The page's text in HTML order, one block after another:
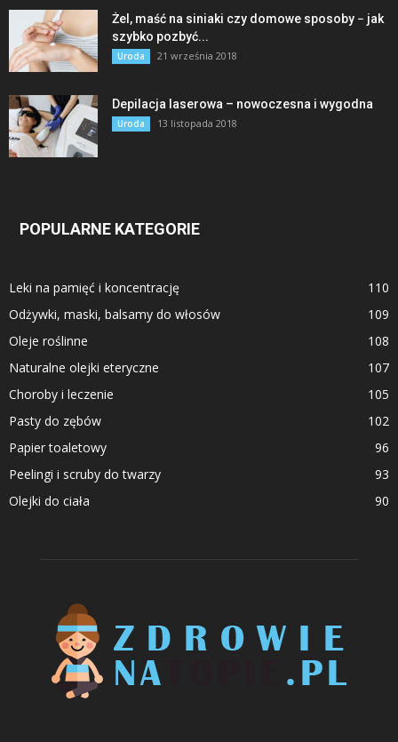
Żel, maść na siniaki czy domowe sposoby − jak
szybko pozbyć...
Uroda 21 września 2018
Depilacja laserowa – nowoczesna i wygodna
Uroda 13 listopada 2018
POPULARNE KATEGORIE
Leki na pamięć i koncentrację
110
Odżywki, maski, balsamy do włosów
109
Oleje roślinne
108
Naturalne olejki eteryczne
107
Choroby i leczenie
105
Pasty do zębów
102
Papier toaletowy
96
Peelingi i scruby do twarzy
93
Olejki do ciała
90